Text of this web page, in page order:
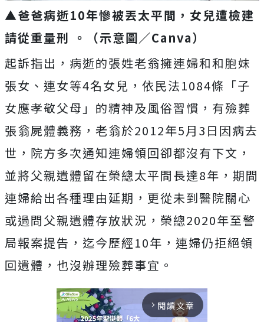
▲爸爸病逝10年慘被丟太平間，女兒遭檢建
請從重量刑 。（示意圖／Canva）
起訴指出，病逝的張姓老翁擁連婦和和胞妹
張女、連女等4名女兒，依民法1084條「子
女應孝敬父母」的精神及風俗習慣，有殮葬
張翁屍體義務，老翁於2012年5月3日因病去
世，院方多次通知連婦領回卻都沒有下文，
並將父親遺體留在榮總太平間長達8年，期間
連婦給出各種理由延期，更從未到醫院關心
或過問父親遺體存放狀況，榮總2020年至警
局報案提告，迄今歷經10年，連婦仍拒絕領
回遺體，也沒辦理殮葬事宜。
arrow_forward_ios 閱讀文章